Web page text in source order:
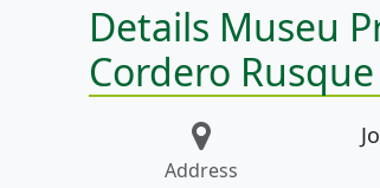
Details Museu
Cordero Rusque
Address